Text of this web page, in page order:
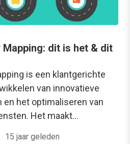
dit is het & dit
is een klantgerichte
van innovatieve
het optimaliseren van
Het maakt…
· 15 jaar geleden